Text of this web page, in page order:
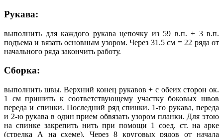
Рукава:
выполнить для каждого рукава цепочку из 59 в.п. + 3 в.п.
подъема и вязать основным узором. Через 31.5 см = 22 ряда от
начального ряда закончить работу.
Сборка:
выполнить швы. Верхний конец рукавов + с обеих сторон ок.
1 см пришить к соответствующему участку боковых швов
переда и спинки. Последний ряд спинки. 1-го рукава, переда
и 2-ю рукава в один прием обвязать узором планки. Для этою
на спинке закрепить нить при помощи 1 соед. ст. на арке
(стрелка А на схеме). Через 8 круговых рядов от начала